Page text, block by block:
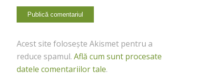
Acest site folosește Akismet pentru a
reduce spamul. Află cum sunt procesate
datele comentariilor tale.